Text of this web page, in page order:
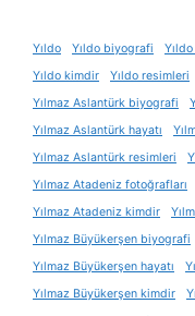
Yıldo Yıldo biyografi
Yıldo kimdir
Yıldo resimleri
Yılmaz Aslantürk biyografi
Yılmaz Aslantürk hayatı
Yılmaz Aslantürk resimleri
Yılmaz Atadeniz fotoğrafları
Yılmaz Atadeniz kimdir
Yılmaz Büyükerşen biyografi
Yılmaz Büyükerşen hayatı
Yılmaz Büyükerşen kimdir